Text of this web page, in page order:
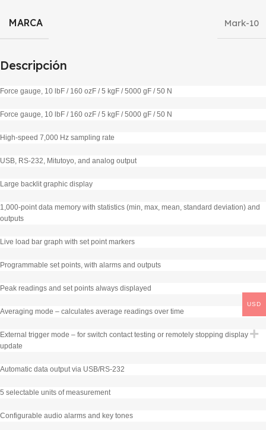
Descripción
Force gauge, 10 lbF / 160 ozF / 5 kgF / 5000 gF / 50 N
Force gauge, 10 lbF / 160 ozF / 5 kgF / 5000 gF / 50 N
High-speed 7,000 Hz sampling rate
USB, RS-232, Mitutoyo, and analog output
Large backlit graphic display
1,000-point data memory with statistics (min, max, mean, standard deviation) and
outputs
Live load bar graph with set point markers
Programmable set points, with alarms and outputs
Peak readings and set points always displayed
Averaging mode – calculates average readings over time
External trigger mode – for switch contact testing or remotely stopping display
update
Automatic data output via USB/RS-232
5 selectable units of measurement
Configurable audio alarms and key tones
MARCA Mark-10
USD